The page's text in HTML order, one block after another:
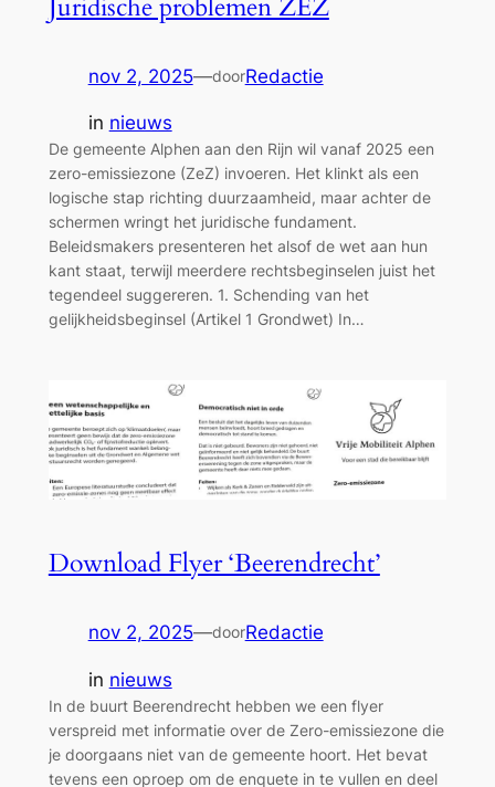
nov 2, 2025—doorRedactie
in nieuws
De gemeente Alphen aan den Rijn wil vanaf 2025 een
zero-emissiezone (ZeZ) invoeren. Het klinkt als een
logische stap richting duurzaamheid, maar achter de
schermen wringt het juridische fundament.
Beleidsmakers presenteren het alsof de wet aan hun
kant staat, terwijl meerdere rechtsbeginselen juist het
tegendeel suggereren. 1. Schending van het
gelijkheidsbeginsel (Artikel 1 Grondwet) In…
Download Flyer ‘Beerendrecht’
nov 2, 2025—doorRedactie
in nieuws
In de buurt Beerendrecht hebben we een flyer
verspreid met informatie over de Zero-emissiezone die
je doorgaans niet van de gemeente hoort. Het bevat
tevens een oproep om de enquete in te vullen en deel